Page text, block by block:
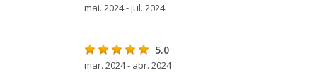
mai. 2024 - jul. 2024
5.0
mar. 2024 - abr. 2024